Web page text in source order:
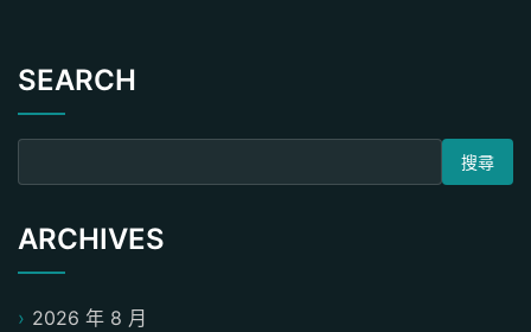
SEARCH
搜尋關鍵字:
ARCHIVES
2026 年 8 月